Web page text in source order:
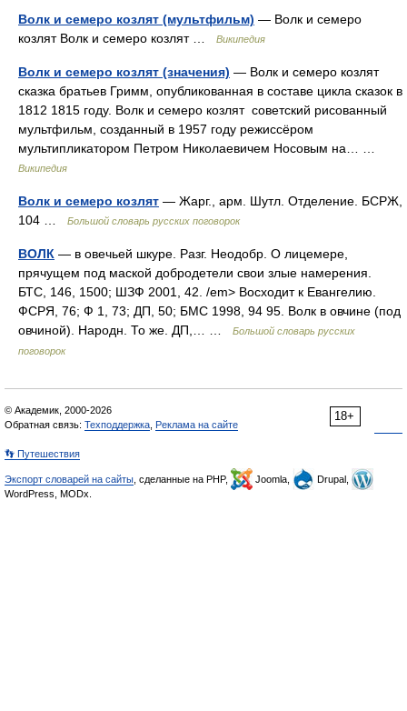
Волк и семеро козлят (мультфильм) — Волк и семеро
козлят Волк и семеро козлят …
Википедия
Волк и семеро козлят (значения) — Волк и семеро козлят
сказка братьев Гримм, опубликованная в составе цикла сказок в
1812 1815 году. Волк и семеро козлят советский рисованный
мультфильм, созданный в 1957 году режиссёром
мультипликатором Петром Николаевичем Носовым на… …
Википедия
Волк и семеро козлят — Жарг., арм. Шутл. Отделение. БСРЖ,
104 …
Большой словарь русских поговорок
ВОЛК — в овечьей шкуре. Разг. Неодобр. О лицемере,
прячущем под маской добродетели свои злые намерения.
БТС, 146, 1500; ШЗФ 2001, 42. /em> Восходит к Евангелию.
ФСРЯ, 76; Ф 1, 73; ДП, 50; БМС 1998, 94 95. Волк в овчине (под
овчиной). Народн. То же. ДП,… …
Большой словарь русских
поговорок
18+
© Академик, 2000-2026
Обратная связь: Техподдержка Реклама на сайте
👣 Путешествия
Экспорт словарей на сайты , сделанные на PHP, Joomla,
Drupal,
WordPress, MODx.